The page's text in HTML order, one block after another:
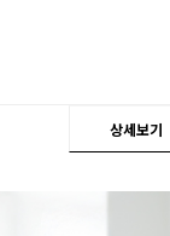
상세보기